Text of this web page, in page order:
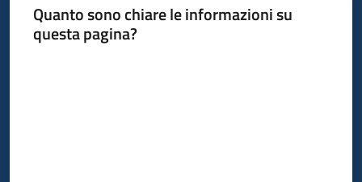
Quanto sono chiare le informazioni su
questa pagina?